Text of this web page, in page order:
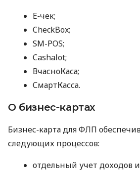
E-чек;
CheckBox;
SM-POS;
Cashalot;
ВчасноКаса;
СмартКасса.
О бизнес-картах
Бизнес-карта для ФЛП
следующих процессов:
отдельный учет доходов и